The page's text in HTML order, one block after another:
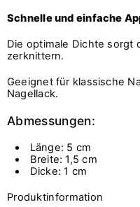
Schnelle und einfache
Die optimale Dichte sorgt
zerknittern.
Geeignet für klassische
Nagellack.
Abmessungen:
Länge: 5 cm
Breite: 1,5 cm
Dicke: 1 cm
Produktinformation